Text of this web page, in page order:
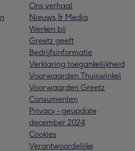
Ons verhaal
Nieuws & Media
Werken bij
Greetz geeft
Bedrijfsinformatie
Verklaring toegankelijkheid
Voorwaarden Thuiswinkel
Voorwaarden Greetz
Consumenten
Privacy - geupdate
december 2024
Cookies
Verantwoordelijke